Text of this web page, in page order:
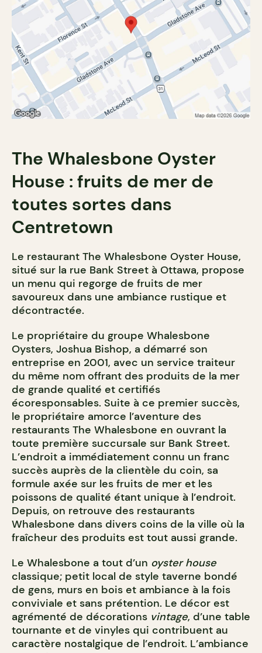
The Whalesbone Oyster
House : fruits de mer de
toutes sortes dans
Centretown
Le restaurant The Whalesbone Oyster House,
situé sur la rue Bank Street à Ottawa, propose
un menu qui regorge de fruits de mer
savoureux dans une ambiance rustique et
décontractée.
Le propriétaire du groupe Whalesbone
Oysters, Joshua Bishop, a démarré son
entreprise en 2001, avec un service traiteur
du même nom offrant des produits de la mer
de grande qualité et certifiés
écoresponsables. Suite à ce premier succès,
le propriétaire amorce l’aventure des
restaurants The Whalesbone en ouvrant la
toute première succursale sur Bank Street.
L’endroit a immédiatement connu un franc
succès auprès de la clientèle du coin, sa
formule axée sur les fruits de mer et les
poissons de qualité étant unique à l’endroit.
Depuis, on retrouve des restaurants
Whalesbone dans divers coins de la ville où la
fraîcheur des produits est tout aussi grande.
Le Whalesbone a tout d’un oyster house
classique; petit local de style taverne bondé
de gens, murs en bois et ambiance à la fois
conviviale et sans prétention. Le décor est
agrémenté de décorations vintage, d’une table
tournante et de vinyles qui contribuent au
caractère nostalgique de l’endroit. L’ambiance